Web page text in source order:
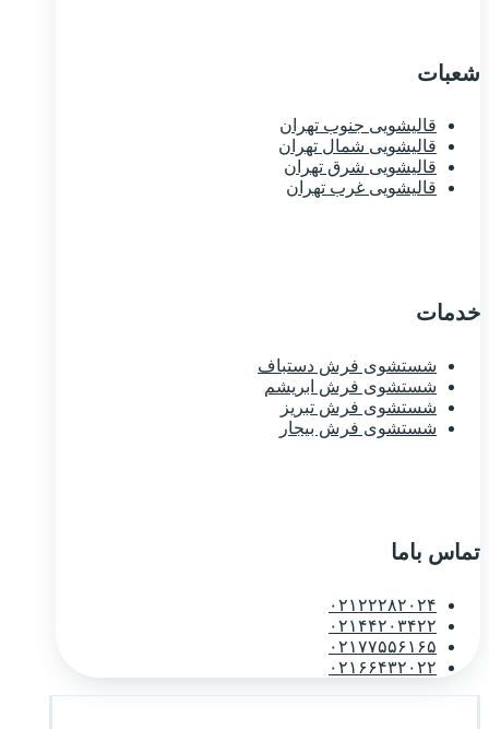
شعبات
قالیشویی جنوب تهران
قالیشویی شمال تهران
قالیشویی شرق تهران
قالیشویی غرب تهران
خدمات
شستشوی فرش دستباف
شستشوی فرش ابریشم
شستشوی فرش تبریز
شستشوی فرش بیجار
تماس باما
۰۲۱۲۲۲۸۲۰۲۴
۰۲۱۴۴۲۰۳۴۲۲
۰۲۱۷۷۵۵۶۱۶۵
۰۲۱۶۶۴۳۲۰۲۲